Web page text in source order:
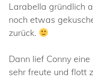
Larabella gründlich
noch etwas
zurück.
Dann lief Conny
sehr freute und flott